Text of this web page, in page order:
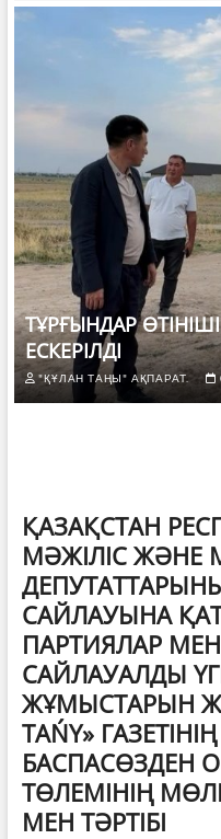
ТҰРҒЫНДАР
ЕСКЕРІЛДІ
"ҚҰЛАН ТАҢЫ" АҚПАРАТ.
ҚАЗАҚСТАН
МӘЖІЛІС ЖӘНЕ
САЙЛАУЫНА
ПАРТИЯЛАР МЕН
САЙЛАУАЛДЫ
ЖҰМЫСТАРЫН
TAŃY»
БАСПАСӨЗДЕН
ТӨЛЕМІНІҢ
МЕН ТӘРТІБІ